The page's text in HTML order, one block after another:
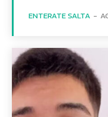
ENTERATE SALTA -